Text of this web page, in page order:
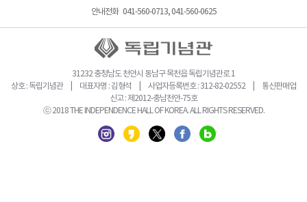
안내전화 041-560-0713, 041-560-0625
31232 충청남도 천안시 동남구 목천읍 독립기념관로 1
상호 : 독립기념관 | 대표자명 : 김형석 | 사업자등록번호 : 312-82-02552 | 통신판매업
신고 : 제2012-충남천안-75호
ⓒ 2018 THE INDEPENDENCE HALL OF KOREA. ALL RIGHTS RESERVED.